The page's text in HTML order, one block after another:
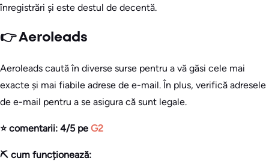
înregistrări și este destul de decentă.
👉 Aeroleads
Aeroleads caută în diverse surse pentru a vă găsi cele mai
exacte și mai fiabile adrese de e-mail. În plus, verifică adresele
de e-mail pentru a se asigura că sunt legale.
⭐ comentarii: 4/5 pe G2
⛏️ cum funcționează: